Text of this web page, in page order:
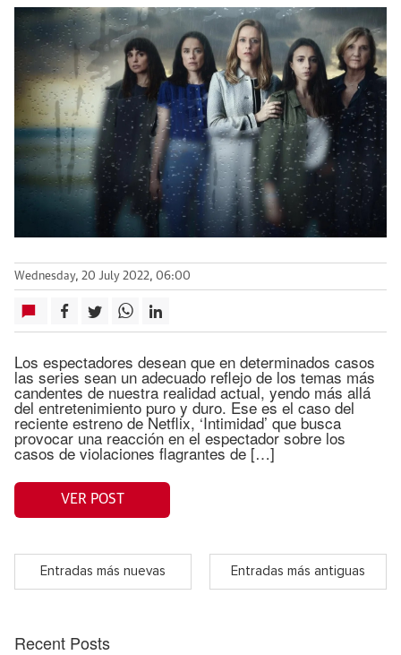
Wednesday, 20 July 2022, 06:00
Los espectadores desean que en determinados casos
las series sean un adecuado reflejo de los temas más
candentes de nuestra realidad actual, yendo más allá
del entretenimiento puro y duro. Ese es el caso del
reciente estreno de Netflix, ‘Intimidad’ que busca
provocar una reacción en el espectador sobre los
casos de violaciones flagrantes de […]
VER POST
Entradas más nuevas Entradas más antiguas
Recent Posts